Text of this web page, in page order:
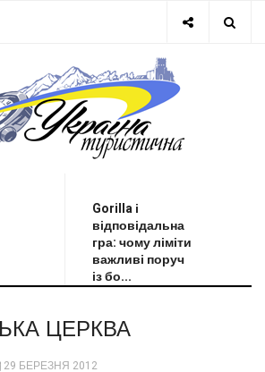
Gorilla і
відповідальна
гра: чому ліміти
важливі поруч
із бо...
ЦЕРКВА
29 БЕРЕЗНЯ 2012